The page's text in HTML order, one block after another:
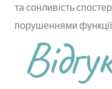
та сонливість
порушеннями